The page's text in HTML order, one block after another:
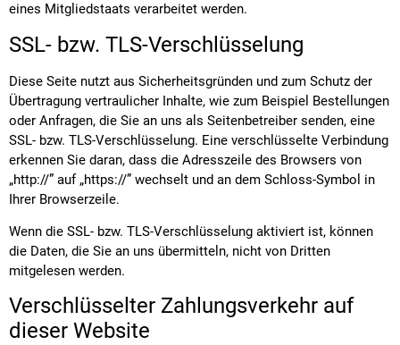
eines Mitgliedstaats verarbeitet werden.
SSL- bzw. TLS-Verschlüsselung
Diese Seite nutzt aus Sicherheitsgründen und zum Schutz der
Übertragung vertraulicher Inhalte, wie zum Beispiel Bestellungen
oder Anfragen, die Sie an uns als Seitenbetreiber senden, eine
SSL- bzw. TLS-Verschlüsselung. Eine verschlüsselte Verbindung
erkennen Sie daran, dass die Adresszeile des Browsers von
„http://” auf „https://” wechselt und an dem Schloss-Symbol in
Ihrer Browserzeile.
Wenn die SSL- bzw. TLS-Verschlüsselung aktiviert ist, können
die Daten, die Sie an uns übermitteln, nicht von Dritten
mitgelesen werden.
Verschlüsselter Zahlungsverkehr auf
dieser Website